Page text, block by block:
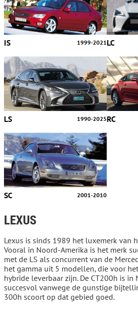
IS 1999-2021LC
LS 1990-2025RC
SC 2001-2010
LEXUS
Lexus is sinds 1989 het luxemerk van
Vooral in Noord-Amerika is het merk
met de LS als concurrent van de
het gamma uit 5 modellen, die voor
hybride leverbaar zijn. De CT200h is in
succesvol vanwege de gunstige
300h scoort op dat gebied goed.